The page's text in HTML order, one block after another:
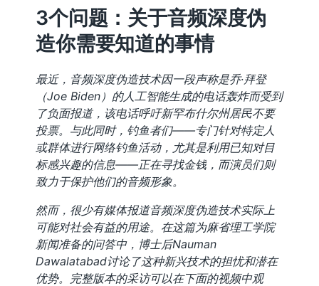
3个问题：关于音频深度伪
造你需要知道的事情
最近，音频深度伪造技术因一段声称是乔·拜登
（Joe Biden）的人工智能生成的电话轰炸而受到
了负面报道，该电话呼吁新罕布什尔州居民不要
投票。与此同时，钓鱼者们——专门针对特定人
或群体进行网络钓鱼活动，尤其是利用已知对目
标感兴趣的信息——正在寻找金钱，而演员们则
致力于保护他们的音频形象。
然而，很少有媒体报道音频深度伪造技术实际上
可能对社会有益的用途。在这篇为麻省理工学院
新闻准备的问答中，博士后Nauman
Dawalatabad讨论了这种新兴技术的担忧和潜在
优势。完整版本的采访可以在下面的视频中观